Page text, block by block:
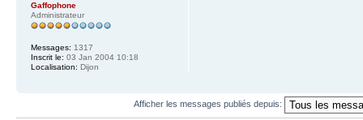
Gaffophone
Administrateur
Messages: 1317
Inscrit le: 03 Jan 2004 10:18
Localisation: Dijon
Afficher les messages publiés depuis: